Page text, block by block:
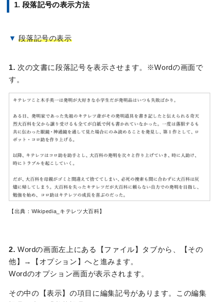
1. 段落記号の表示方法
▼ 段落記号の表示
1. 次の文書に段落記号を表示させます。※Wordの画面で
す。
【出典：Wikipedia_キテレツ大百科】
2. Wordの画面左上にある【ファイル】タブから、【その
他】→【オプション】へと進みます。
Wordのオプション画面が表示されます。
その中の【表示】の項目に編集記号があります。この編集